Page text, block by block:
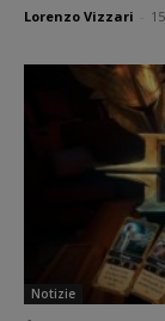
Lorenzo Vizzari
Notizie